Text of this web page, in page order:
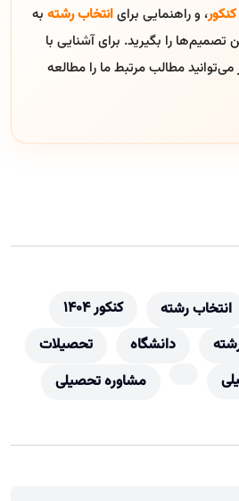
، و راهنمایی برایانتخاب رشته به
را بگیرید. برای آشنایی با
می‌توانید مطالب مرتبط ما را مطالعه
انتخاب رشته
کنکور 1404
دانشگاه
تحصیلات
مشاوره تحصیلی